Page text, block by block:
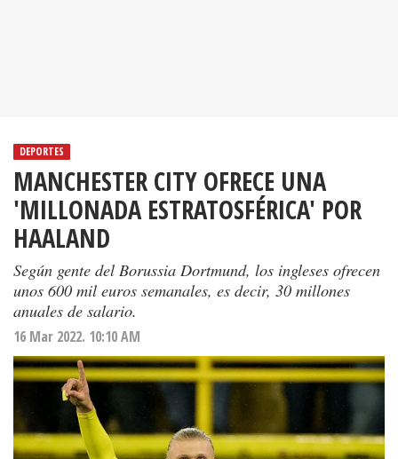
DEPORTES
MANCHESTER CITY OFRECE UNA
'MILLONADA ESTRATOSFÉRICA' POR
HAALAND
Según gente del Borussia Dortmund, los ingleses ofrecen
unos 600 mil euros semanales, es decir, 30 millones
anuales de salario.
16 Mar 2022. 10:10 AM